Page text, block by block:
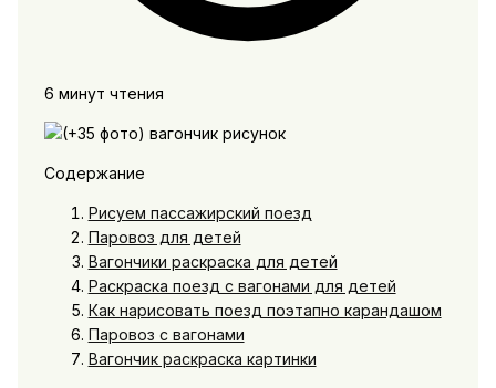
6 минут чтения
Содержание
Рисуем пассажирский поезд
Паровоз для детей
Вагончики раскраска для детей
Раскраска поезд с вагонами для детей
Как нарисовать поезд поэтапно карандашом
Паровоз с вагонами
Вагончик раскраска картинки